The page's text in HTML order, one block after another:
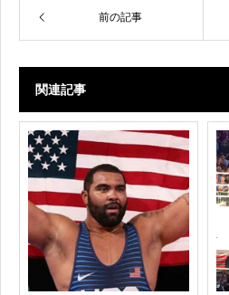
前の記事
関連記事